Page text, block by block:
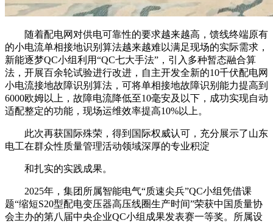
随着配电网对供电可靠性的要求越来越高，馈线终端原有
的小电流单相接地识别算法越来越难以满足现场的实际需求，
新能逐梦QC小组利用“QC七大手法”，引入多种暂态融合算
法，开展百余轮试验进行改进，自主开发全新的10千伏配电网
小电流接地故障识别算法，可将单相接地故障识别能力提高到
6000欧姆以上，故障电流降低至10毫安及以下，成功实现自动
适配整定的功能，现场运维效率提高10%以上。
此次再获国际殊荣，得到国际权威认可，充分展示了山东
电工在群众性质量管理活动领域深厚的专业积淀
和扎实的实践成果。
2025年，集团所属智能电气“质速尖兵”QC小组凭借课
题“缩短S20型配电变压器高压线圈生产时间”荣获中国质量协
会主办的第八届中央企业QC小组成果发表赛一等奖。所属设